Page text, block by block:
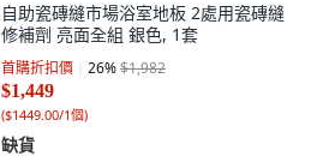
自助瓷磚縫市場浴室地板 2處用瓷磚縫
修補劑 亮面全組 銀色, 1套
首購折扣價 26%$1,982
$1,449
($1449.00/1個)
缺貨